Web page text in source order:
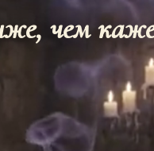
чем